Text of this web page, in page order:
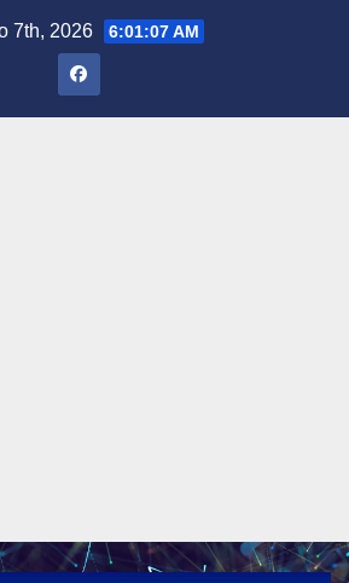
7th, 2026 6:01:08 AM